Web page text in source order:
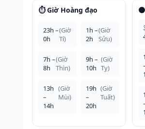
⏱️ Giờ Hoàng đạo
23h –
0h
(Giờ
Tí)
1h –
2h
(Giờ
Sửu)
7h –
8h
(Giờ
Thìn)
9h –
10h
(Giờ
Tỵ)
13h
–
14h
(Giờ
Mùi)
19h
–
20h
(Giờ
Tuất)